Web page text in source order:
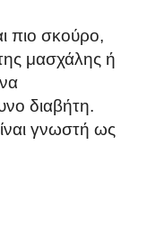
πιο σκούρο,
μασχάλης ή
διαβήτη.
γνωστή ως